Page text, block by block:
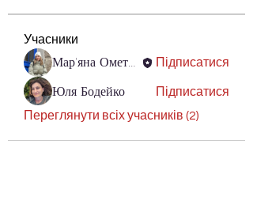
Учасники
Мар'яна Ометюх
Підписатися
Юля Бодейко
Підписатися
Переглянути всіх учасників (2)